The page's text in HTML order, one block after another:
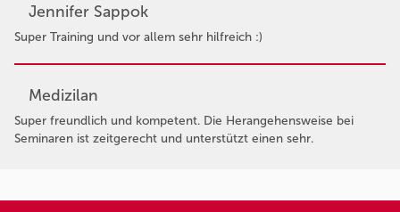
Jennifer Sappok
Super Training und vor allem sehr hilfreich :)
Medizilan
Super freundlich und kompetent. Die Herangehensweise bei
Seminaren ist zeitgerecht und unterstützt einen sehr.